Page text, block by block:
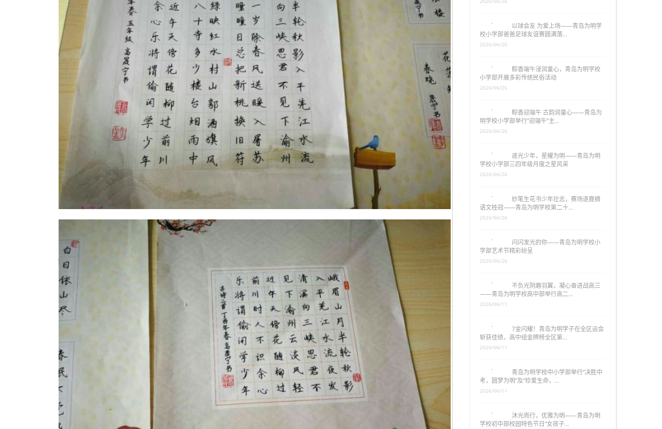
以球会友 为爱上场——青岛为明学
校小学部爸爸足球友谊赛圆满落…
粽香端午浸润童心，青岛为明学校
小学部开展多彩传统民俗活动
粽香迎端午 古韵润童心——青岛为
明学校小学部举行“迎端午”主…
逐光少年，星耀为明——青岛为明
学校小学部三四年级月度之星风采
妙笔生花书少年壮志，赛场逐鹿摘
语文桂冠——青岛为明学校第二十…
闪闪发光的你——青岛为明学校小
学部艺术节精彩纷呈
不负光阴磨羽翼，凝心奋进战高三
——青岛为明学校高中部举行高二…
7金闪耀！青岛为明学子在全区运会
斩获佳绩，高中组金牌榜全区第…
青岛为明学校中小学部举行“决胜中
考，圆梦为明”及“珍爱生命，…
沐光而行，优雅为明——青岛为明
学校初中部校园特色节日“女孩子…